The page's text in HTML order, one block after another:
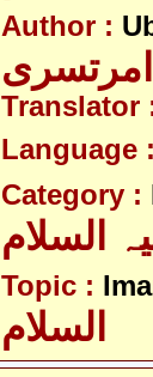
Author :
امرتسری
Translator
Language :
Category :
Topic :
السلام